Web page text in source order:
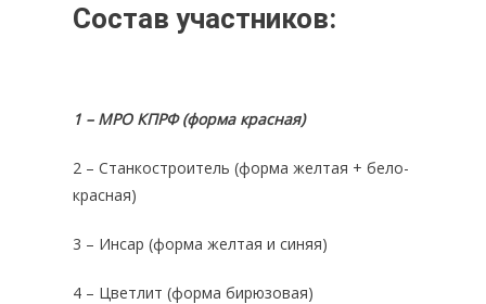
Состав участников:
1 – МРО КПРФ (форма красная)
2 – Станкостроитель (форма желтая + бело-
красная)
3 – Инсар (форма желтая и синяя)
4 – Цветлит (форма бирюзовая)